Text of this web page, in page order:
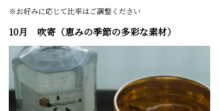
※お好みに応じて比率はご調整ください
10月 吹寄（恵みの季節の多彩な素材）